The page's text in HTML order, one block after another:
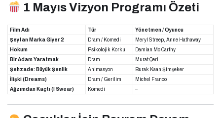
1 Mayıs Vizyon Programı Özeti
Film Adı Tür
Yönetmen / Oyuncu
Şeytan Marka Giyer 2
Dram / Komedi
Meryl Streep, Anne Hathaway
Hokum
Psikolojik Korku
Damian Mc Carthy
Bir Adam Yaratmak
Dram
Murat Çeri
Şehzade: Büyük Şenlik
Animasyon
Burak Kaan Şimşeker
İlişki (Dreams)
Dram / Gerilim
Michel Franco
Ağzımdan Kaçtı (I Swear)
Komedi –